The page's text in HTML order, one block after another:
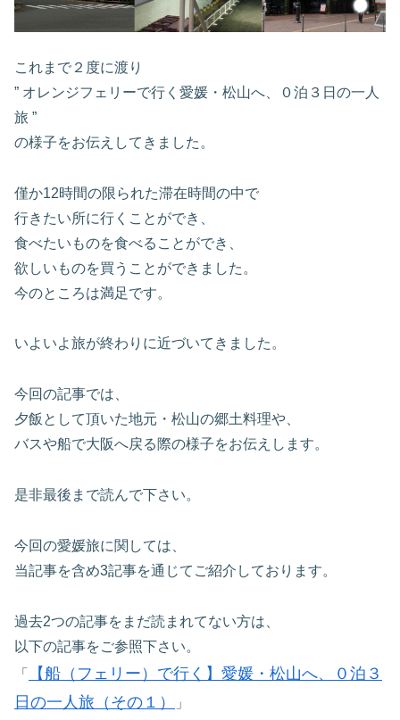
これまで２度に渡り
” オレンジフェリーで行く愛媛・松山へ、０泊３日の一人
旅 ”
の様子をお伝えしてきました。
僅か12時間の限られた滞在時間の中で
行きたい所に行くことができ、
食べたいものを食べることができ、
欲しいものを買うことができました。
今のところは満足です。
いよいよ旅が終わりに近づいてきました。
今回の記事では、
夕飯として頂いた地元・松山の郷土料理や、
バスや船で大阪へ戻る際の様子をお伝えします。
是非最後まで読んで下さい。
今回の愛媛旅に関しては、
当記事を含め3記事を通じてご紹介しております。
過去2つの記事をまだ読まれてない方は、
以下の記事をご参照下さい。
「
【船（フェリー）で行く】愛媛・松山へ、０泊３
日の一人旅（その１）
」